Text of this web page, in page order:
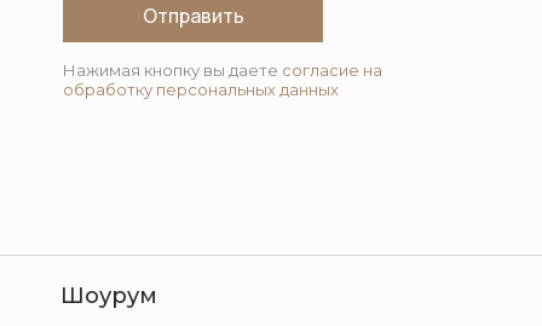
Отправить
Нажимая кнопку вы даете согласие на
обработку персональных данных
Шоурум